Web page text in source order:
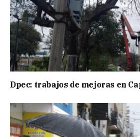
Dpec: trabajos de mejoras en